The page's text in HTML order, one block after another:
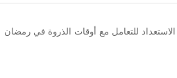
للتعامل مع أوقات الذروة في رمضان